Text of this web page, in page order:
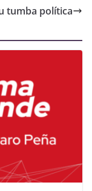
tumba política